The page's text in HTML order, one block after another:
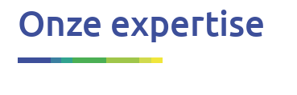
Onze expertise